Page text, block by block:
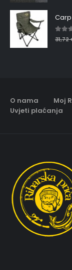
5.00
31,72
O nama Moj
Uvjeti plaćanja